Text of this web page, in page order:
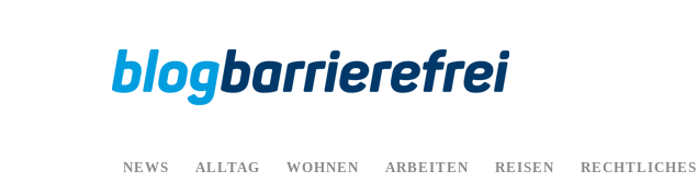
NEWS ALLTAG WOHNEN ARBEITEN REISEN RECHTLICHES